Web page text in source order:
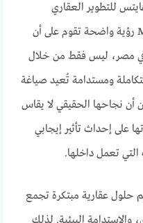
للتطوير العقاري
Memaar Heights Developments رؤية واضحة تقوم على أن
في مصر، ليس فقط من خلال
ومستدامة تُعيد صياغة
أن نجاحها الحقيقي لا يقاس
على إحداث تأثير إيجابي
التي تعمل داخلها.
حلول عقارية مبتكرة تجمع
والاستدامة البيئية. لذلك